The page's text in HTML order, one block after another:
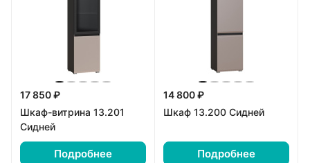
17 850 ₽
Шкаф-витрина 13.201
Сидней
Подробнее
14 800 ₽
Шкаф 13.200 Сидней
Подробнее